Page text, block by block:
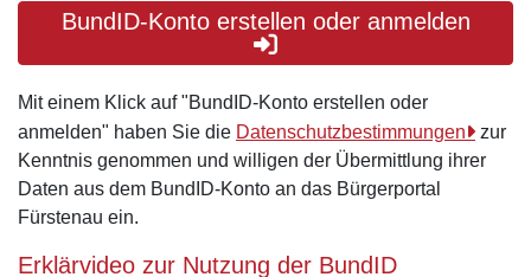
BundID-Konto erstellen oder anmelden
Mit einem Klick auf "BundID-Konto erstellen oder
anmelden" haben Sie die Datenschutzbestimmungen
zur
Kenntnis genommen und willigen der Übermittlung ihrer
Daten aus dem BundID-Konto an das Bürgerportal
Fürstenau ein.
Erklärvideo zur Nutzung der BundID